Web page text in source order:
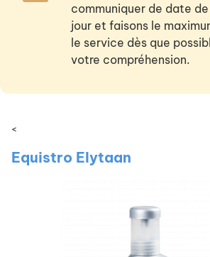
communiquer de date
jour et faisons le
le service dès que
votre compréhension.
<
Equistro Elytaan